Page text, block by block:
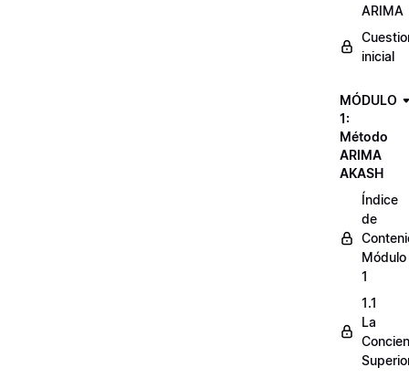
ARIMA
inicial
MÓDULO
1:
Método
ARIMA
AKASH
Índice
de
Módulo
1
1.1
La